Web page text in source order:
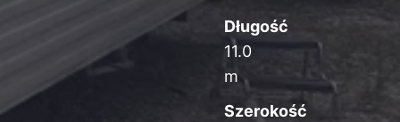
Długość
11.0
m
Szerokość